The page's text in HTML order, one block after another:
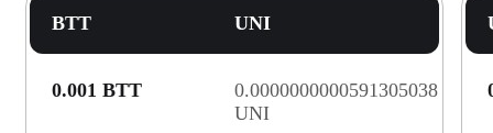
BTT UNI
0.001 BTT
0.0000000000591305038
UNI